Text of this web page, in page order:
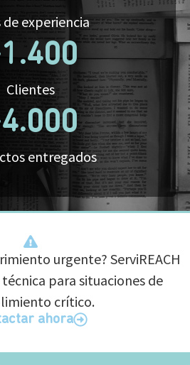
de experiencia
Clientes
1.400
entregados
4.000
urgente? ServiREACH
para situaciones de
crítico.
ahora